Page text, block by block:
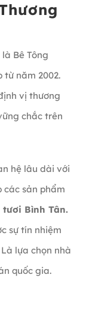
Bê Tông
từ năm 2002.
vị thương
chắc trên
hệ lâu dài với
các sản phẩm
tươi Bình Tân.
sự tín nhiệm
lựa chọn nhà
quốc gia.